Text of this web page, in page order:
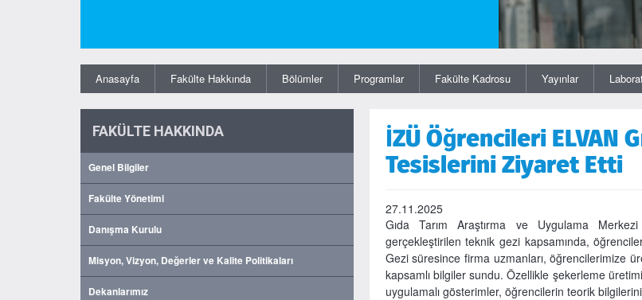
Anasayfa Fakülte Hakkında Bölümler Programlar Fakülte Kadrosu Yayınlar
FAKÜLTE HAKKINDA
Genel Bilgiler
Fakülte Yönetimi
Danışma Kurulu
Misyon, Vizyon, Değerler ve Kalite Politikaları
Dekanlarımız
İZÜ Öğrencileri ELVAN
Tesislerini Ziyaret Etti
27.11.2025
Gıda Tarım Araştırma ve Uygulama
gerçekleştirilen teknik gezi kapsamında,
Gezi süresince firma uzmanları, öğrencilerimize
kapsamlı bilgiler sundu. Özellikle şekerleme
uygulamalı gösterimler, öğrencilerin teorik